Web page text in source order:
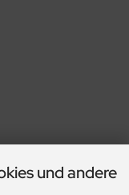
und andere